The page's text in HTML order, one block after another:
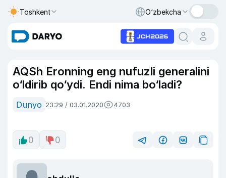
Toshkent O‘zbekcha
AQSh Eronning eng nufuzli generalini
o‘ldirib qo‘ydi. Endi nima bo‘ladi?
Dunyo 23:29 / 03.01.2020 4703
0 0